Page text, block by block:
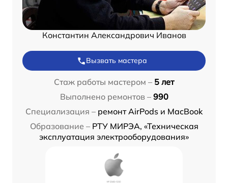
Константин Александрович Иванов
Вызвать мастера
Стаж работы мастером – 5 лет
Выполнено ремонтов – 990
Специализация – ремонт AirPods и MacBook
Образование – РТУ МИРЭА, «Техническая
эксплуатация электрооборудования»